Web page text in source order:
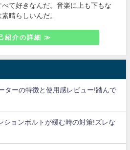
て好きなんだ。音楽に上も下もな
晴らしいんだ。
紹介の詳細 ≫
ターの特徴と使用感レビュー!踏んで
ションボルトが緩む時の対策!ズレな